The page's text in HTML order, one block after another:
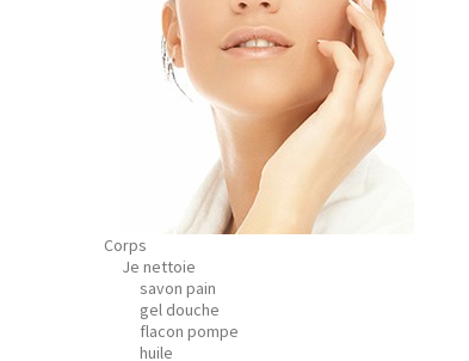
Corps
Je nettoie
savon pain
gel douche
flacon pompe
huile